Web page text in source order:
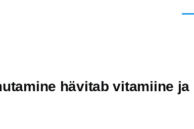
hävitab vitamiine ja